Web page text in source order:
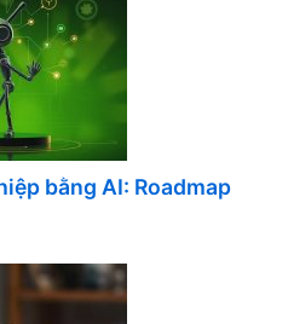
bằng AI: Roadmap